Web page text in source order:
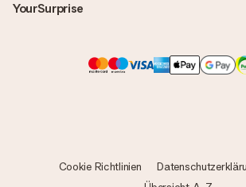
YourSurprise
Cookie Richtlinien